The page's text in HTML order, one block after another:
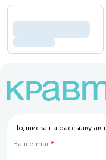
Подписка на рассылку
Ваш e-mail*